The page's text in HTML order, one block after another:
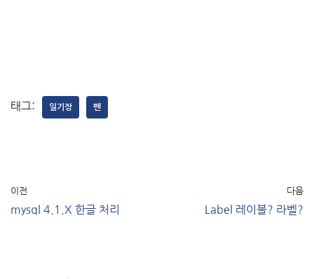
태그: 일기장 펜
이전
mysql 4.1.X 한글 처리
다음
Label 레이블? 라벨?